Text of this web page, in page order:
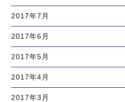
2017年7月
2017年6月
2017年5月
2017年4月
2017年3月